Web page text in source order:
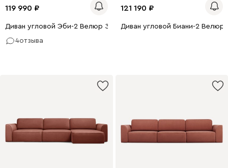
119 990
Диван угловой Эби-2 Велюр Зелёный
4отзыва
121 190
Диван угловой Биани-2 Велюр